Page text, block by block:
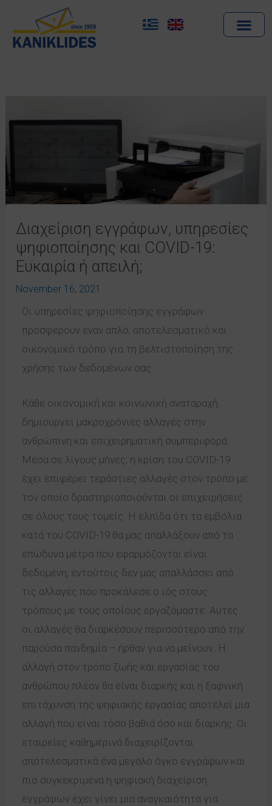
content
Διαχείριση εγγράφων, υπηρεσίες
ψηφιοποίησης και COVID-19:
Ευκαιρία ή απειλή;
November 16, 2021
Οι υπηρεσίες ψηφιοποίησης εγγράφων
προσφέρουν έναν απλό, αποτελεσματικό και
οικονομικό τρόπο για τη βελτιστοποίηση της
χρήσης των δεδομένων σας.
Κάθε οικονομική και κοινωνική αναταραχή
δημιουργεί μακροχρόνιες αλλαγές στην
ανθρώπινη και επιχειρηματική συμπεριφορά.
Μέσα σε λίγους μήνες, η κρίση του COVID-19
έχει επιφέρει τεράστιες αλλαγές στον τρόπο με
τον οποίο δραστηριοποιούνται οι επιχειρήσεις
σε όλους τους τομείς. Η ελπίδα ότι τα εμβόλια
κατά του COVID-19 θα μας απαλλάξουν από τα
επώδυνα μέτρα που εφαρμόζονται είναι
δεδομένη, εντούτοις δεν μας απαλλάσσει από
τις αλλαγές που προκάλεσε ο ιός στους
τρόπους με τους οποίους εργαζόμαστε. Αυτές
οι αλλαγές θα διαρκέσουν περισσότερο από την
παρούσα πανδημία – ήρθαν για να μείνουν. Η
αλλαγή στον τρόπο ζωής και εργασίας του
ανθρώπου πλέον θα είναι διαρκής και η ξαφνική
επιτάχυνση της ψηφιακής εργασίας αποτελεί μια
αλλαγή που είναι τόσο βαθιά όσο και διαρκής. Οι
εταιρείες καθημερινά διαχειρίζονται
αποτελεσματικά ένα μεγάλο όγκο εγγράφων και
πιο συγκεκριμένα η ψηφιακή διαχείριση
εγγράφων έχει γίνει μια αναγκαιότητα για